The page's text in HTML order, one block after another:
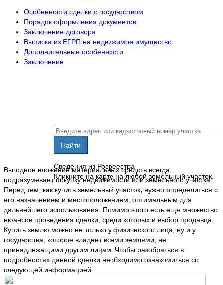
Особенности сделки с государством
Порядок оформления документов
Заключение договора
Выписка из ЕГРП на недвижимое имущество
Дополнительные особенности
Заключение
Сведения из Росреестра
Кликните на карте на любой земельный участок.
Выгодное вложение материальных средств всегда
подразумевает покупку недвижимости или земельного участка.
Перед тем, как купить земельный участок, нужно определиться с
его назначением и местоположением, оптимальным для
дальнейшего использования. Помимо этого есть еще множество
нюансов проведения сделки, среди которых и выбор продавца.
Купить землю можно не только у физического лица, ну и у
государства, которое владеет всеми землями, не
принадлежащими другим лицам. Чтобы разобраться в
подробностях данной сделки необходимо ознакомиться со
следующей информацией.